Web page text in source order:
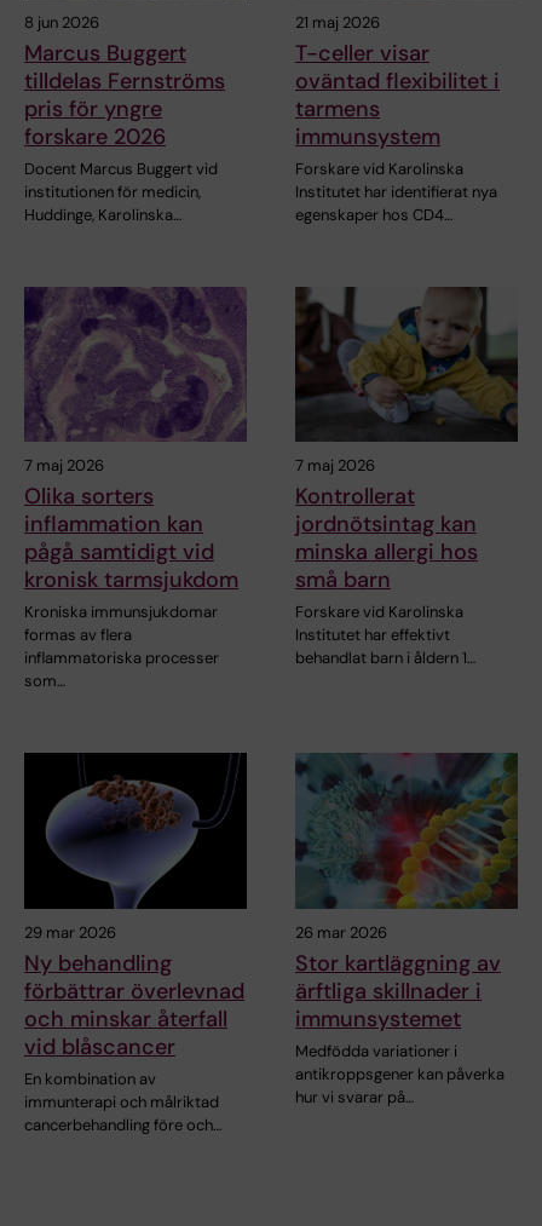
8 jun 2026
Marcus Buggert
tilldelas Fernströms
pris för yngre
forskare 2026
Docent Marcus Buggert vid
institutionen för medicin,
Huddinge, Karolinska…
21 maj 2026
T-celler visar
oväntad flexibilitet i
tarmens
immunsystem
Forskare vid Karolinska
Institutet har identifierat nya
egenskaper hos CD4…
7 maj 2026
Olika sorters
inflammation kan
pågå samtidigt vid
kronisk tarmsjukdom
Kroniska immunsjukdomar
formas av flera
inflammatoriska processer
som…
7 maj 2026
Kontrollerat
jordnötsintag kan
minska allergi hos
små barn
Forskare vid Karolinska
Institutet har effektivt
behandlat barn i åldern 1…
29 mar 2026
Ny behandling
förbättrar överlevnad
och minskar återfall
vid blåscancer
En kombination av
immunterapi och målriktad
cancerbehandling före och…
26 mar 2026
Stor kartläggning av
ärftliga skillnader i
immunsystemet
Medfödda variationer i
antikroppsgener kan påverka
hur vi svarar på…